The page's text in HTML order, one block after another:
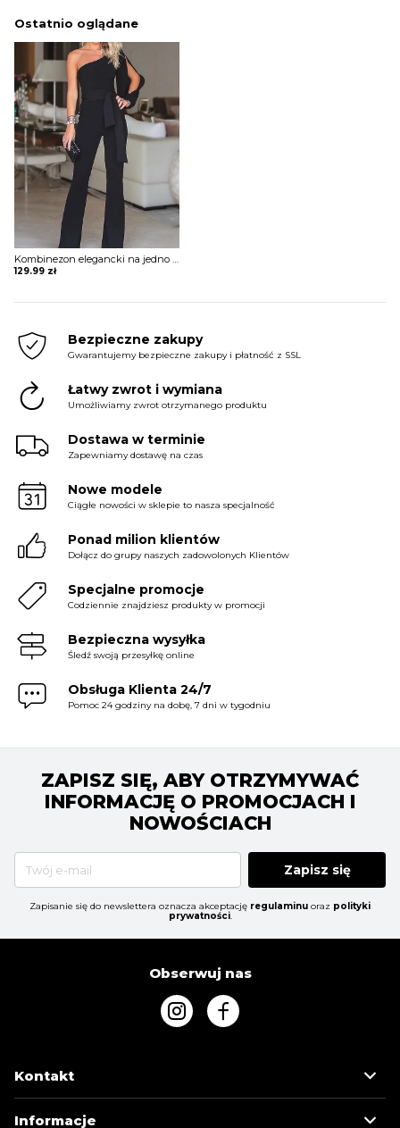
Ostatnio oglądane
Kombinezon elegancki na jedno ramię wiązany w pasie
129.99 zł
Bezpieczne zakupy
Gwarantujemy bezpieczne zakupy i płatność z SSL
Łatwy zwrot i wymiana
Umożliwiamy zwrot otrzymanego produktu
Dostawa w terminie
Zapewniamy dostawę na czas
Nowe modele
Ciągłe nowości w sklepie to nasza specjalność
Ponad milion klientów
Dołącz do grupy naszych zadowolonych Klientów
Specjalne promocje
Codziennie znajdziesz produkty w promocji
Bezpieczna wysyłka
Śledź swoją przesyłkę online
Obsługa Klienta 24/7
Pomoc 24 godziny na dobę, 7 dni w tygodniu
ZAPISZ SIĘ, ABY OTRZYMYWAĆ
INFORMACJĘ O PROMOCJACH I
NOWOŚCIACH
Zapisz się
Zapisanie się do newslettera oznacza akceptację regulaminu oraz polityki
prywatności.
Obserwuj nas
Kontakt
Informacje